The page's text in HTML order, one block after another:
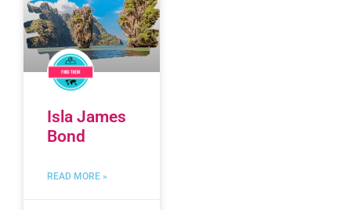
Isla James
Bond
READ MORE »